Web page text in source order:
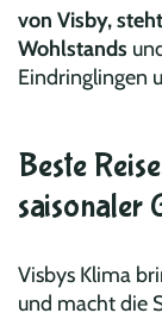
von Visby,
Wohlstands
Eindringlingen
Beste
saisonaler
Visbys Klima
und macht die